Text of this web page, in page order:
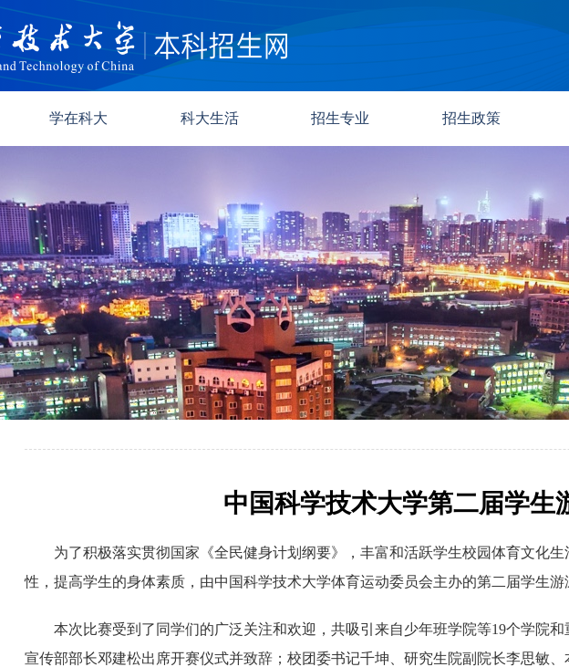
学在科大 科大生活 招生专业 招生政策
中国科学技术大学第二届学生
为了积极落实贯彻国家《全民健身计划纲要》，丰富和活跃学生校园体育文化
性，提高学生的身体素质，由中国科学技术大学体育运动委员会主办的第二届学生游
本次比赛受到了同学们的广泛关注和欢迎，共吸引来自少年班学院等19个学院
宣传部部长邓建松出席开赛仪式并致辞；校团委书记千坤、研究生院副院长李思敏